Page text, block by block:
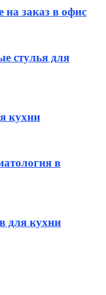
на заказ в офис
стулья для
кухни
в
для кухни